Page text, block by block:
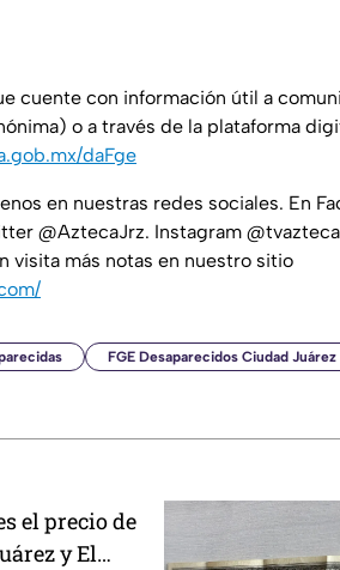
cuente con información útil a
o a través de la plataforma
daFge
en nuestras redes sociales. En
@AztecaJrz. Instagram
visita más notas en nuestro sitio
FGE Desaparecidos Ciudad Juárez
el precio de
y El